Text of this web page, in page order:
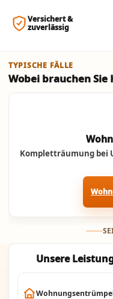
Versichert &
zuverlässig
TYPISCHE FÄLLE
Wobei brauchen Sie
Kompletträumung bei
Unsere